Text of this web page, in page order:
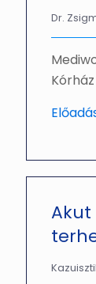
Dr.
Kórház
Akut